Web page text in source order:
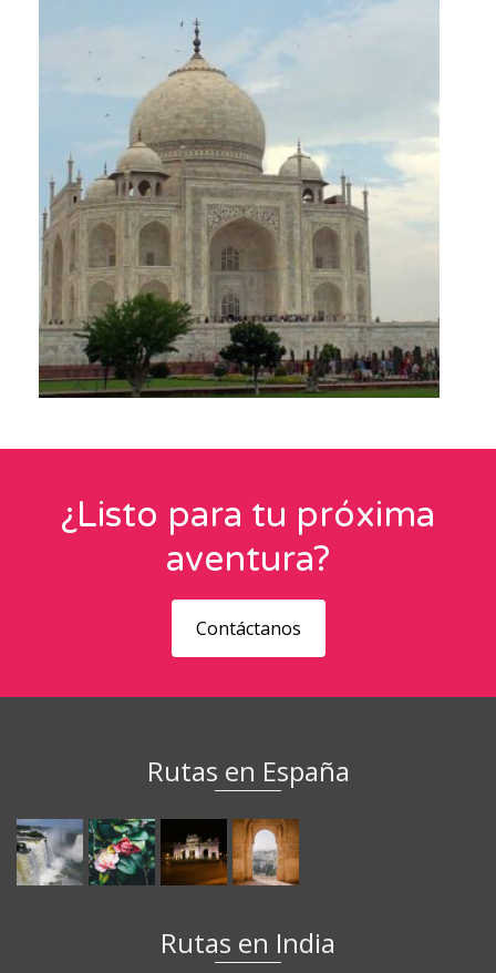
Triángulo de Oro
¿Listo para tu próxima
aventura?
Contáctanos
Rutas en España
Rutas en India